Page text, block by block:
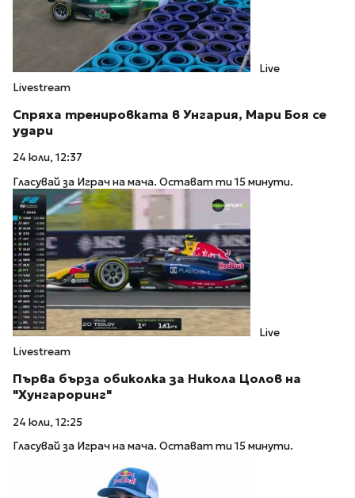
Live
Livestream
Спряха тренировката в Унгария, Мари Боя се
удари
24 юли, 12:37
Гласувай за Играч на мача. Остават ти 15 минути.
Live
Livestream
Първа бърза обиколка за Никола Цолов на
"Хунгароринг"
24 юли, 12:25
Гласувай за Играч на мача. Остават ти 15 минути.